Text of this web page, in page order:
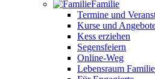
Familie
Termine und
Kurse und
Kess erziehen
Segensfeiern
Online-Weg
Lebensraum Familie